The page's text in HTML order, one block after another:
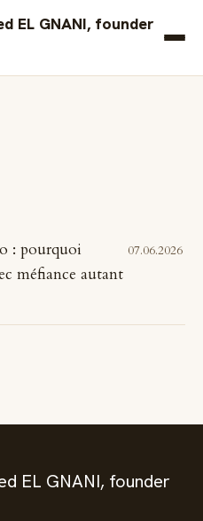
EL GNANI, founder
: pourquoi
méfiance autant
07.06.2026
EL GNANI, founder